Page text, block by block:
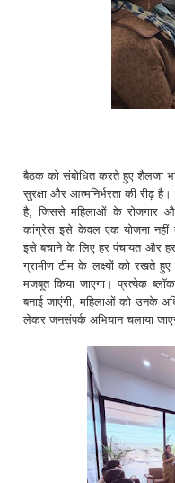
बैठक को संबोधित करते हुए शैलजा
सुरक्षा और आत्मनिर्भरता की रीढ़
है, जिससे महिलाओं के रोजगार
कांग्रेस इसे केवल एक योजना नहीं
इसे बचाने के लिए हर पंचायत और हर
ग्रामीण टीम के लक्ष्यों को रखते
मजबूत किया जाएगा। प्रत्येक
बनाई जाएंगी, महिलाओं को उनके
लेकर जनसंपर्क अभियान चलाया